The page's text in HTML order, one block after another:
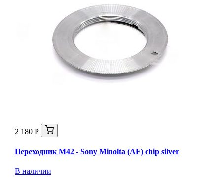
2 180 Р
Переходник M42 - Sony Minolta (AF) chip silver
В наличии